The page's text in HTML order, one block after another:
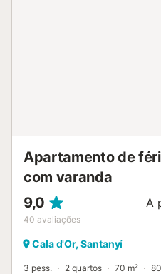
Apartamento de
com varanda
9,0
40 avaliações
A
Cala d'Or, Santanyí
3 pess. 2 quartos 70 m²